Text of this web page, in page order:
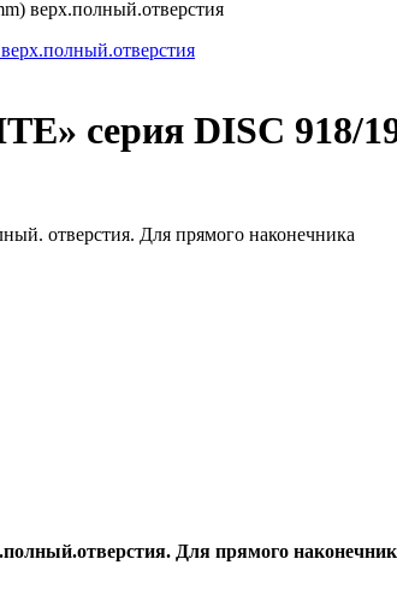
верх.полный.отверстия
серия DISC 918/
отверстия. Для прямого наконечника
Для прямого